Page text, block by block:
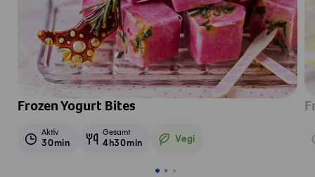
Frozen Yogurt Bites
Aktiv
30min
Gesamt
4h30min Vegi
Vegetarisch